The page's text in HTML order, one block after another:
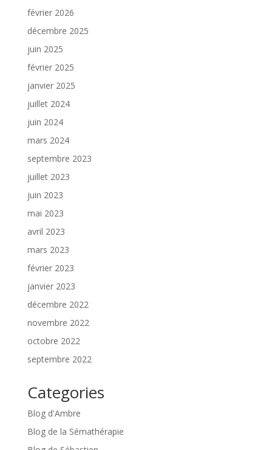
février 2026
décembre 2025
juin 2025
février 2025
janvier 2025
juillet 2024
juin 2024
mars 2024
septembre 2023
juillet 2023
juin 2023
mai 2023
avril 2023
mars 2023
février 2023
janvier 2023
décembre 2022
novembre 2022
octobre 2022
septembre 2022
Categories
Blog d'Ambre
Blog de la Sémathérapie